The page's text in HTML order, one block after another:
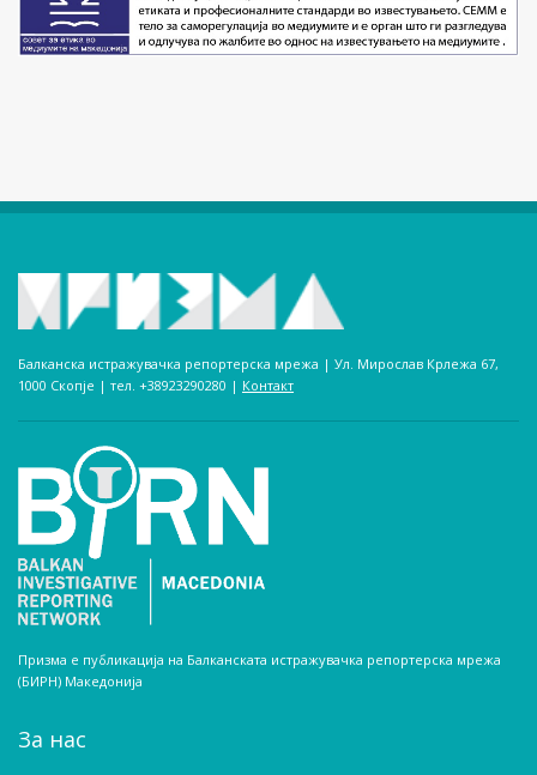
Балканска истражувачка репортерска мрежа | Ул. Мирослав Крлежа 67,
1000 Скопје | тел. +38923290280­ | Контакт
Призма е публикација на Балканската истражувачка репортерска мрежа
(БИРН) Македонија
За нас